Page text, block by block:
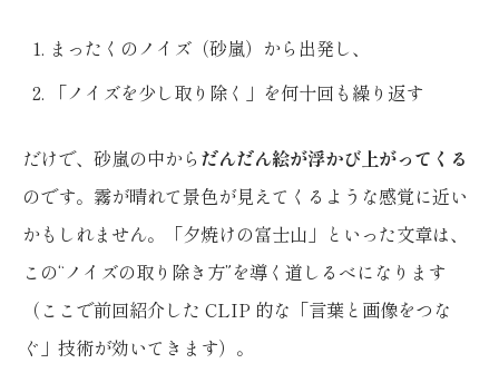
まったくのノイズ（砂嵐）から出発し、
「ノイズを少し取り除く」を何十回も繰り返す
だけで、砂嵐の中から だんだん絵が浮かび上がってくる
のです。霧が晴れて景色が見えてくるような感覚に近い
かもしれません。「夕焼けの富士山」といった文章は、
この“ノイズの取り除き方”を導く道しるべになります
（ここで前回紹介した CLIP 的な「言葉と画像をつな
ぐ」技術が効いてきます）。